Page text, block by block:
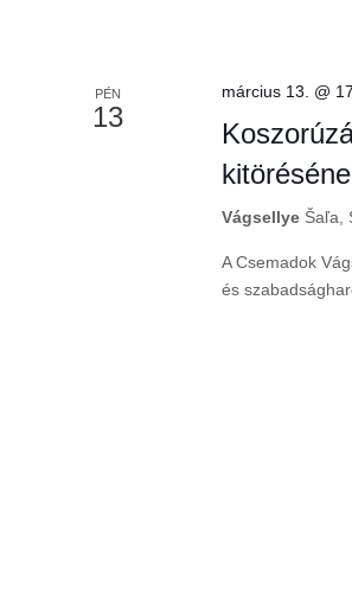
PÉN
13
március 13. @
Vágsellye Šaľa,
A Csemadok
és